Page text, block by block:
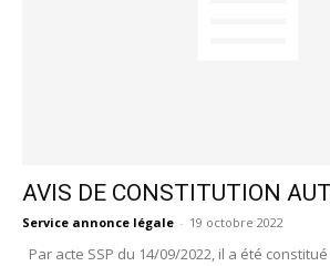
AVIS DE CONSTITUTION
Service annonce légale - 19 octobre 2022
Par acte SSP du 14/09/2022, il a été